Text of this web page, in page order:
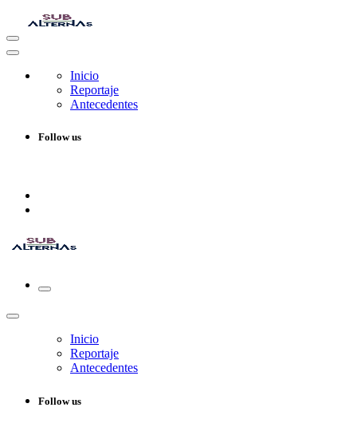
Inicio
Reportaje
Antecedentes
Follow us
Inicio
Reportaje
Antecedentes
Follow us